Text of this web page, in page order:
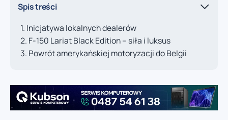
Spis treści
Inicjatywa lokalnych dealerów
F-150 Lariat Black Edition – siła i luksus
Powrót amerykańskiej motoryzacji do Belgii